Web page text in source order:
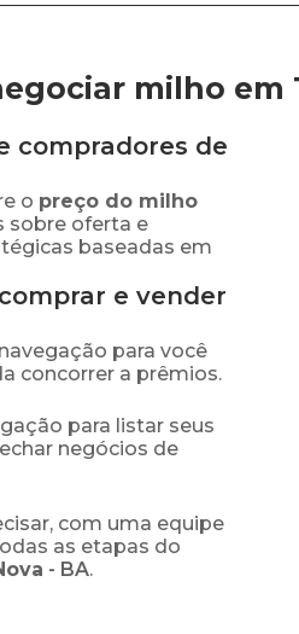
milho em
compradores de
o preço do milho
sobre oferta e
baseadas em
e vender
para você
concorrer a prêmios.
para listar seus
negócios de
com uma equipe
as etapas do
- BA.